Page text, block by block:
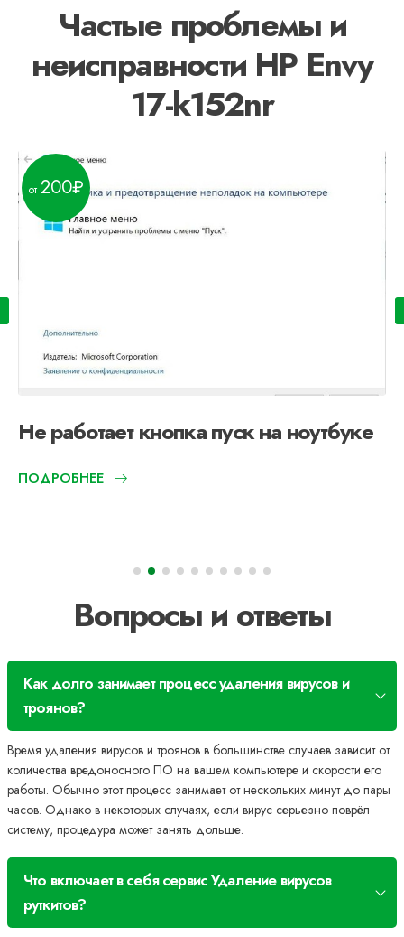
Частые проблемы и
неисправности HP Envy
17-k152nr
Не работает кнопка пуск на ноутбуке
200
ПОДРОБНЕЕ
Вопросы и ответы
Как долго занимает процесс удаления вирусов и
троянов?
Время удаления вирусов и троянов в большинстве случаев зависит от
количества вредоносного ПО на вашем компьютере и скорости его
работы. Обычно этот процесс занимает от нескольких минут до пары
часов. Однако в некоторых случаях, если вирус серьезно поврёл
систему, процедура может занять дольше.
Что включает в себя сервис Удаление вирусов
руткитов?